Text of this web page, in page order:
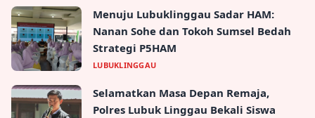
Menuju Lubuklinggau Sadar HAM:
Nanan Sohe dan Tokoh Sumsel Bedah
Strategi P5HAM
LUBUKLINGGAU
Selamatkan Masa Depan Remaja,
Polres Lubuk Linggau Bekali Siswa